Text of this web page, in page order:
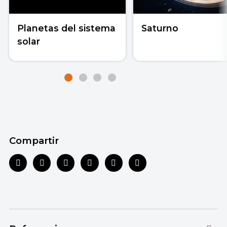
Planetas del sistema
solar
Saturno
Compartir